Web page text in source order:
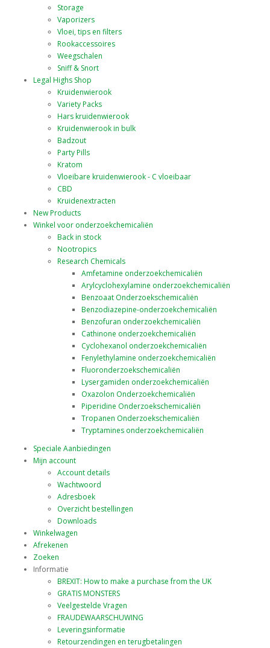
Storage
Vaporizers
Vloei, tips en filters
Rookaccessoires
Weegschalen
Sniff & Snort
Legal Highs Shop
Kruidenwierook
Variety Packs
Hars kruidenwierook
Kruidenwierook in bulk
Badzout
Party Pills
Kratom
Vloeibare kruidenwierook - C vloeibaar
CBD
Kruidenextracten
New Products
Winkel voor onderzoekchemicaliën
Back in stock
Nootropics
Research Chemicals
Amfetamine onderzoekchemicaliën
Arylcyclohexylamine onderzoekchemicaliën
Benzoaat Onderzoekschemicaliën
Benzodiazepine-onderzoekchemicaliën
Benzofuran onderzoekchemicaliën
Cathinone onderzoekchemicaliën
Cyclohexanol onderzoekchemicaliën
Fenylethylamine onderzoekchemicaliën
Fluoronderzoekschemicaliën
Lysergamiden onderzoekchemicaliën
Oxazolon Onderzoekchemicaliën
Piperidine Onderzoekschemicaliën
Tropanen Onderzoekschemicaliën
Tryptamines onderzoekchemicaliën
Speciale Aanbiedingen
Mijn account
Account details
Wachtwoord
Adresboek
Overzicht bestellingen
Downloads
Winkelwagen
Afrekenen
Zoeken
Informatie
BREXIT: How to make a purchase from the UK
GRATIS MONSTERS
Veelgestelde Vragen
FRAUDEWAARSCHUWING
Leveringsinformatie
Retourzendingen en terugbetalingen